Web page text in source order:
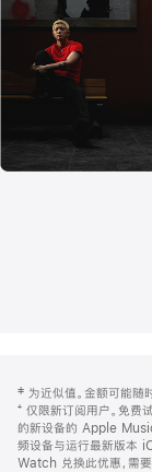
开)
页
页
脚
注
‡ 为近似值。金额可能随
⁺ 仅限新订阅用户。免费
的新设备的 Apple
频设备与运行最新版本
Watch 兑换此优惠，需